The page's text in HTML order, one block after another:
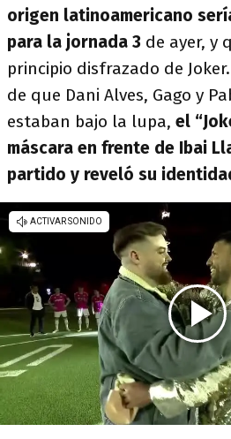
origen latinoamericano
para la jornada 3 de ayer, y
principio disfrazado de
de que Dani Alves, Gago y
estaban bajo la lupa, el
máscara en frente de Ibai
partido y reveló su